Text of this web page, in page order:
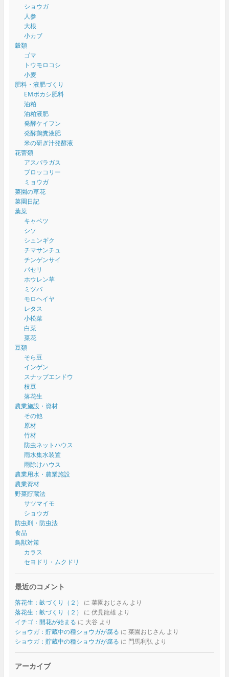
ショウガ
人参
大根
小カブ
穀類
ゴマ
トウモロコシ
小麦
肥料・液肥づくり
EMボカシ肥料
油粕
油粕液肥
発酵ケイフン
発酵鶏糞液肥
米の研ぎ汁発酵液
花蕾類
アスパラガス
ブロッコリー
ミョウガ
菜園の草花
菜園日記
葉菜
キャベツ
シソ
シュンギク
チマサンチュ
チンゲンサイ
パセリ
ホウレン草
ミツバ
モロヘイヤ
レタス
小松菜
白菜
菜花
豆類
そら豆
インゲン
スナップエンドウ
枝豆
落花生
農業施設・資材
その他
原材
竹材
防虫ネットハウス
雨水集水装置
雨除けハウス
農業用水・農業施設
農業資材
野菜貯蔵法
サツマイモ
ショウガ
防虫剤・防虫法
食品
鳥獣対策
カラス
セヨドリ・ムクドリ
最近のコメント
落花生：畝づくり（２） に 菜園おじさん より
落花生：畝づくり（２）
に 伏見龍雄より
イチゴ：開花が始まる に 大谷 より
ショウガ：貯蔵中の種ショウガが腐る に 菜園おじさん より
ショウガ：貯蔵中の種ショウガが腐る に 門馬利弘 より
アーカイブ